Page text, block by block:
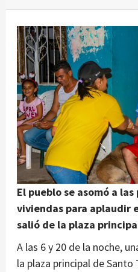
El pueblo se asomó a
viviendas para aplaudir
salió de la plaza
A las 6 y 20 de la noche,
la plaza principal de